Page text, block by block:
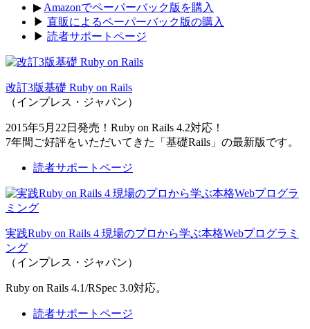
▶ Amazonでペーパーバック版を購入
▶ 直販によるペーパーバック版の購入
▶ 読者サポートページ
改訂3版基礎 Ruby on Rails
（インプレス・ジャパン）
2015年5月22日発売！Ruby on Rails 4.2対応！
7年間ご好評をいただいてきた「基礎Rails」の最新版です。
読者サポートページ
実践Ruby on Rails 4 現場のプロから学ぶ本格Webプログラミ
ング
（インプレス・ジャパン）
Ruby on Rails 4.1/RSpec 3.0対応。
読者サポートページ